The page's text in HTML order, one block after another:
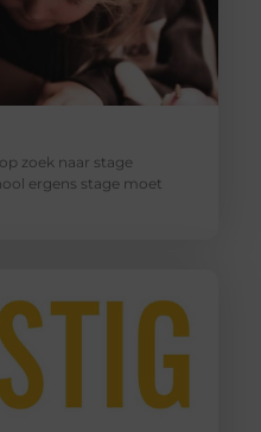
zoek naar stage
ergens stage moet